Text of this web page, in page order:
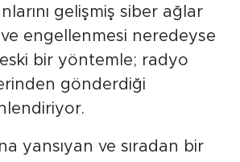
gelişmiş siber ağlar
engellenmesi neredeyse
eski bir yöntemle; radyo
gönderdiği
yansıyan ve sıradan bir